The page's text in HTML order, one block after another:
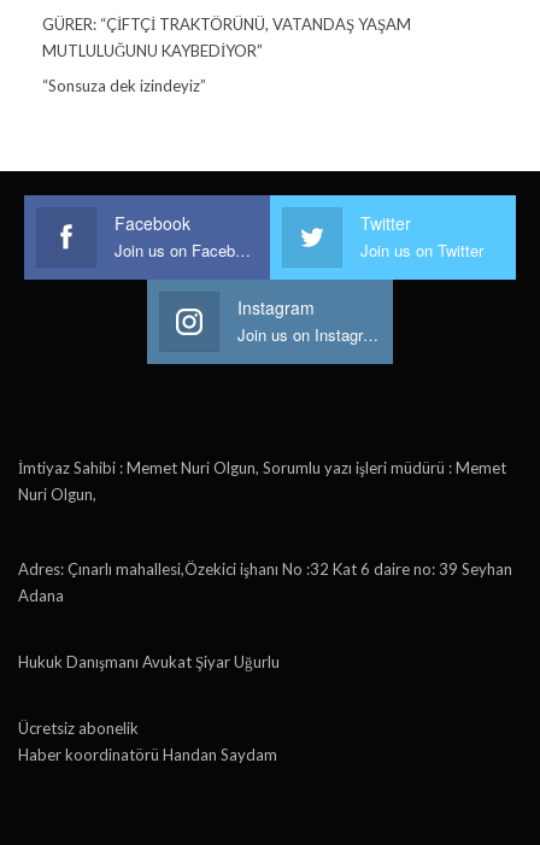
GÜRER: “ÇİFTÇİ TRAKTÖRÜNÜ, VATANDAŞ YAŞAM
MUTLULUĞUNU KAYBEDİYOR”
“Sonsuza dek izindeyiz”
Facebook
Join us on Facebook
Twitter
Join us on Twitter
Instagram
Join us on Instagram
İmtiyaz Sahibi : Memet Nuri Olgun, Sorumlu yazı işleri müdürü : Memet
Nuri Olgun,
Adres: Çınarlı mahallesi,Özekici işhanı No :32 Kat 6 daire no: 39 Seyhan
Adana
Hukuk Danışmanı Avukat Şiyar Uğurlu
Ücretsiz abonelik
Haber koordinatörü Handan Saydam